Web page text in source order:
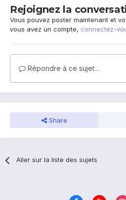
Rejoignez la
Vous pouvez poster maintenant et
vous avez un compte, connectez-
Répondre à ce sujet…
Share
Aller sur la liste des sujets